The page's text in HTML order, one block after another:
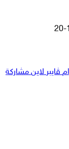
ڤايبر لاين مشاركة